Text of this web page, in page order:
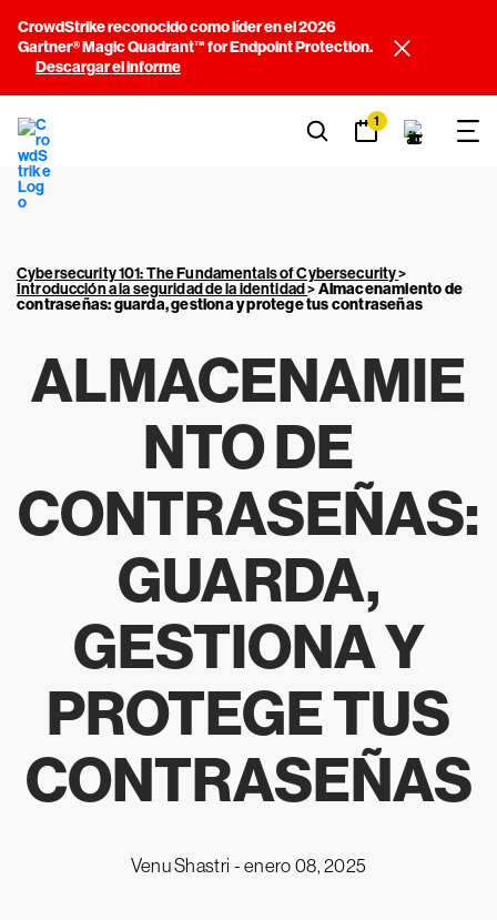
CrowdStrike reconocido como líder en el 2026
Gartner® Magic Quadrant™ for Endpoint Protection.
Descargar el informe
1
Cybersecurity 101: The Fundamentals of Cybersecurity>
Introducción a la seguridad de la identidad>Almacenamiento de
contraseñas: guarda, gestiona y protege tus contraseñas
ALMACENAMIE
NTO DE
CONTRASEÑAS:
GUARDA,
GESTIONA Y
PROTEGE TUS
CONTRASEÑAS
Venu Shastri -enero 08, 2025